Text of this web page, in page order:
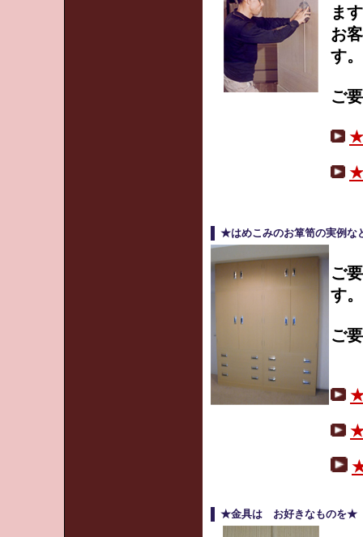
ま
お
す。
ご
★
★
★はめこみのお箪笥の実例
ご
す。
ご
★
★
★金具は お好きなものを★